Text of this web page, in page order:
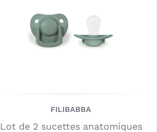
FILIBABBA
Lot de 2 sucettes anatomiques